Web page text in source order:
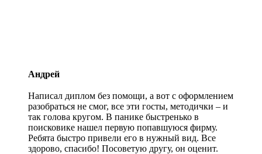
Андрей
Написал диплом без помощи, а вот с оформлением
разобраться не смог, все эти госты, методички – и
так голова кругом. В панике быстренько в
поисковике нашел первую попавшуюся фирму.
Ребята быстро привели его в нужный вид. Все
здорово, спасибо! Посоветую другу, он оценит.